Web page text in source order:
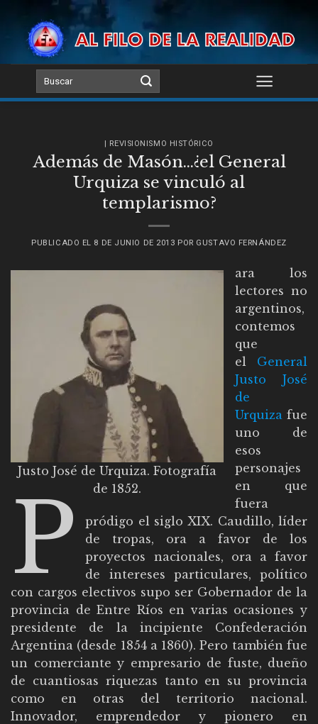
content
| REVISIONISMO HISTÓRICO
Además de Masón…¿el General
Urquiza se vinculó al
templarismo?
PUBLICADO EL 8 DE JUNIO DE 2013 POR GUSTAVO FERNÁNDEZ
Justo José de Urquiza. Fotografía
de 1852.
P
ara los
lectores no
argentinos,
contemos
que
el General
Justo José
de
Urquiza fue
uno de
esos
personajes
en que
fuera
pródigo el siglo XIX. Caudillo, líder
de tropas, ora a favor de los
proyectos nacionales, ora a favor
de intereses particulares, político
con cargos electivos supo ser Gobernador de la
provincia de Entre Ríos en varias ocasiones y
presidente de la incipiente Confederación
Argentina (desde 1854 a 1860). Pero también fue
un comerciante y empresario de fuste, dueño
de cuantiosas riquezas tanto en su provincia
como en otras del territorio nacional.
Innovador, emprendedor y pionero en